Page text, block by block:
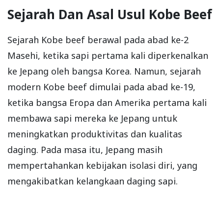
Sejarah Dan Asal Usul Kobe Beef
Sejarah Kobe beef berawal pada abad ke-2
Masehi, ketika sapi pertama kali diperkenalkan
ke Jepang oleh bangsa Korea. Namun, sejarah
modern Kobe beef dimulai pada abad ke-19,
ketika bangsa Eropa dan Amerika pertama kali
membawa sapi mereka ke Jepang untuk
meningkatkan produktivitas dan kualitas
daging. Pada masa itu, Jepang masih
mempertahankan kebijakan isolasi diri, yang
mengakibatkan kelangkaan daging sapi.